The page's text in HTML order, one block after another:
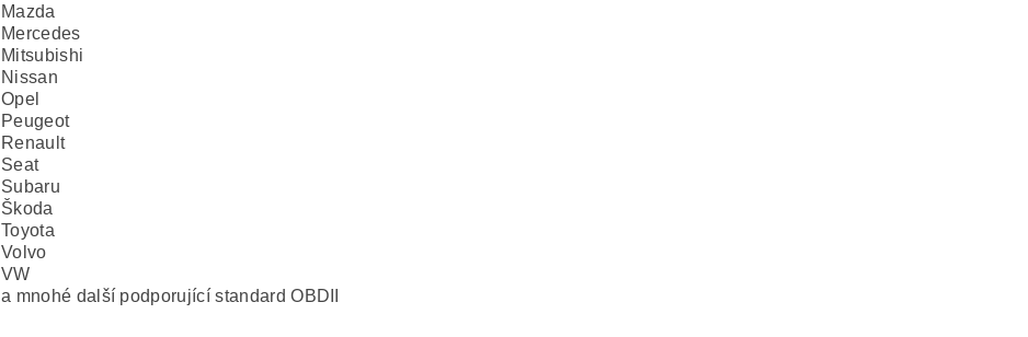
Mazda
Mercedes
Mitsubishi
Nissan
Opel
Peugeot
Renault
Seat
Subaru
Škoda
Toyota
Volvo
VW
a mnohé další podporující standard OBDII